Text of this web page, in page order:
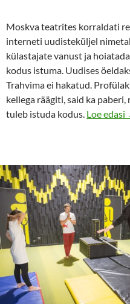
Moskva teatrites korraldati
interneti uudisteküljel
külastajate vanust ja
kodus istuma. Uudises
Trahvima ei hakatud.
kellega räägiti, said ka
tuleb istuda kodus. Loe edasi